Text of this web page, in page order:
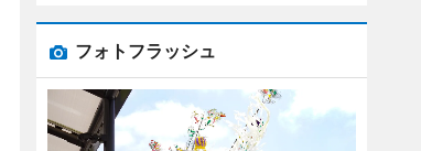
フォトフラッシュ